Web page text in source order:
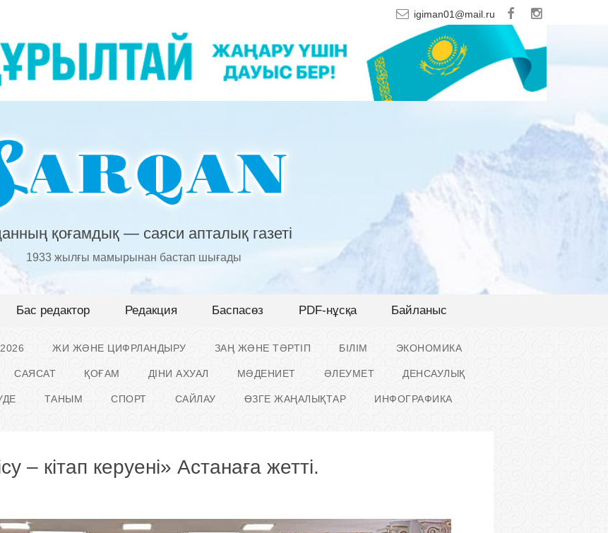
igiman01@mail.ru
қоғамдық — саяси апталық газеті
1933 жылғы мамырынан бастап шығады
Бас редактор Редакция Баспасөз PDF-нұсқа Байланыс
ЖИ ЖӘНЕ ЦИФРЛАНДЫРУ ЗАҢ ЖӘНЕ ТӘРТІП БІЛІМ ЭКОНОМИКА
САЯСАТ ҚОҒАМ ДІНИ АХУАЛ МӘДЕНИЕТ ӘЛЕУМЕТ ДЕНСАУЛЫҚ
ТАНЫМ СПОРТ САЙЛАУ ӨЗГЕ ЖАҢАЛЫҚТАР ИНФОГРАФИКА
– кітап керуені» Астанаға жетті.